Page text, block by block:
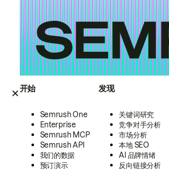
开始
Semrush One
Enterprise
Semrush MCP
Semrush API
我们的数据
预订演示
发现
关键词研究
竞争对手分析
市场分析
本地 SEO
AI 品牌情绪
反向链接分析